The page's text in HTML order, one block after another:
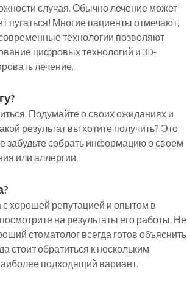
случая. Обычно лечение может
пугаться! Многие пациенты отмечают,
технологии позволяют
цифровых технологий и 3D-
лечение.
Подумайте о своих ожиданиях и
результат вы хотите получить? Это
забудьте собрать информацию о своем
или аллергии.
хорошей репутацией и опытом в
на результаты его работы. Не
стоматолог всегда готов объяснить
стоит обратиться к нескольким
подходящий вариант.